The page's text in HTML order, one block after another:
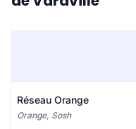
Réseau Orange
Orange, Sosh